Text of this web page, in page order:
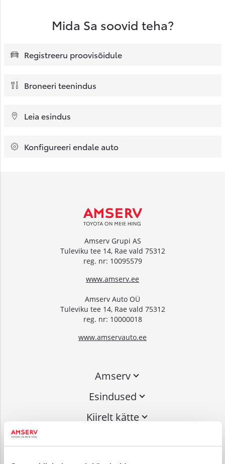
Mida Sa soovid teha?
Registreeru proovisõidule
Broneeri teenindus
Leia esindus
Konfigureeri endale auto
Amserv Grupi AS
Tuleviku tee 14, Rae vald 75312
reg. nr: 10095579
www.amserv.ee
Amserv Auto OÜ
Tuleviku tee 14, Rae vald 75312
reg. nr: 10000018
www.amservauto.ee
Amserv
Esindused
Kiirelt kätte
Liitu uudiskirjaga